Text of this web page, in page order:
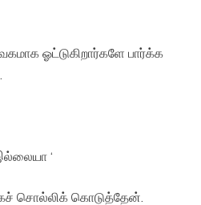
ஓட்டுகிறார்களே பார்க்க
‘
சொல்லிக் கொடுத்தேன்.